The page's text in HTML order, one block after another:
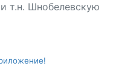
т.н. Шнобелевскую